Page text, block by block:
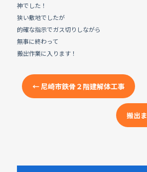
神でした！
狭い敷地でしたが
的確な指示でガス切りしながら
無事に終わって
搬出作業に入ります！
←尼崎市鉄骨２階建解体工事
搬出